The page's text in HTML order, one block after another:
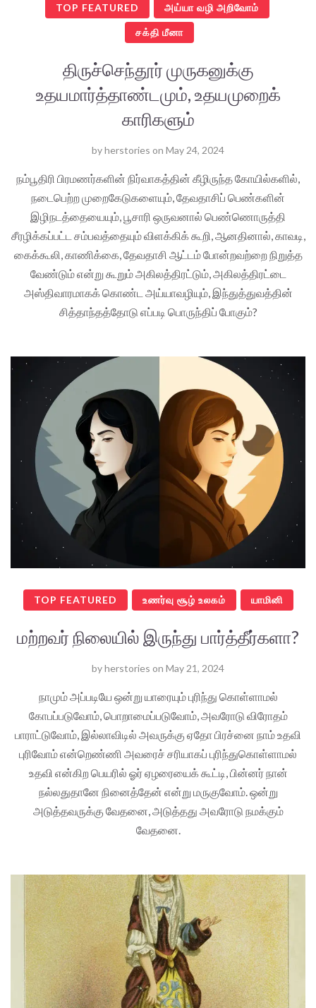
TOP FEATURED அய்யா வழி அறிவோம்
சக்தி மீனா
திருச்செந்தூர் முருகனுக்கு
உதயமார்த்தாண்டமும், உதயமுறைக்
காரிகளும்
byherstories on May 24, 2024
நம்பூதிரி பிரமணர்களின் நிர்வாகத்தின் கீழிருந்த கோயில்களில்,
நடைபெற்ற முறைகேடுகளையும், தேவதாசிப் பெண்களின்
இழிநடத்தையையும், பூசாரி ஒருவனால் பெண்ணொருத்தி
சீரழிக்கப்பட்ட சம்பவத்தையும் விளக்கிக் கூறி, ஆனதினால், காவடி,
கைக்கூலி, காணிக்கை, தேவதாசி ஆட்டம் போன்றவற்றை நிறுத்த
வேண்டும் என்று கூறும் அகிலத்திரட்டும், அகிலத்திரட்டை
அஸ்திவாரமாகக் கொண்ட அய்யாவழியும், இந்துத்துவத்தின்
சித்தாந்தத்தோடு எப்படி பொருந்திப் போகும்?
TOP FEATURED உணர்வு சூழ் உலகம் யாமினி
மற்றவர் நிலையில் இருந்து பார்த்தீர்களா?
byherstories on May 21, 2024
நாமும் அப்படியே ஒன்று யாரையும் புரிந்து கொள்ளாமல்
கோபப்படுவோம், பொறாமைப்படுவோம், அவரோடு விரோதம்
பாராட்டுவோம், இல்லாவிடில் அவருக்கு ஏதோ பிரச்னை நாம் உதவி
புரிவோம் என்றெண்ணி அவரைச் சரியாகப் புரிந்துகொள்ளாமல்
உதவி என்கிற பெயரில் ஓர் ஏழரையைக் கூட்டி, பின்னர் நான்
நல்லதுதானே நினைத்தேன் என்று மருகுவோம். ஒன்று
அடுத்தவருக்கு வேதனை, அடுத்தது அவரோடு நமக்கும்
வேதனை.